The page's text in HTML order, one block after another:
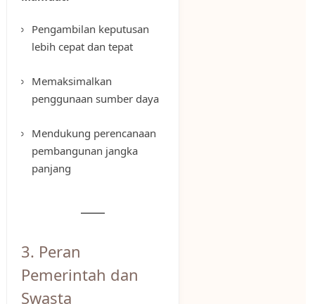
Pengambilan keputusan
lebih cepat dan tepat
Memaksimalkan
penggunaan sumber daya
Mendukung perencanaan
pembangunan jangka
panjang
3. Peran
Pemerintah dan
Swasta